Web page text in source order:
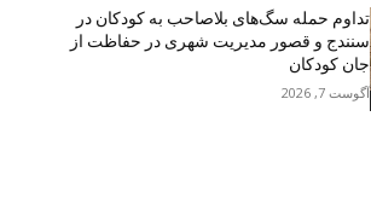
تداوم حمله سگ‌های بلاصاحب به کودکان در
سنندج و قصور مدیریت شهری در حفاظت از
جان کودکان
آگوست 7, 2026